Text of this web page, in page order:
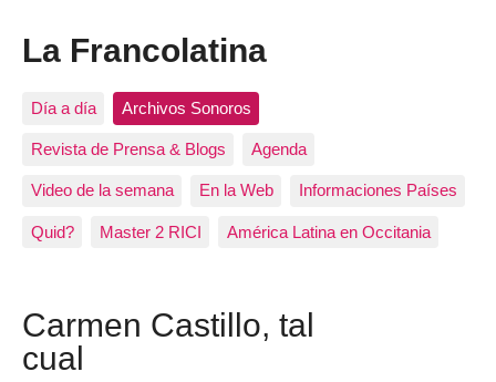
La Francolatina
Día a día Archivos Sonoros
Revista de Prensa & Blogs Agenda
Video de la semana En la Web Informaciones Países
Quid? Master 2 RICI América Latina en Occitania
Carmen Castillo, tal
cual